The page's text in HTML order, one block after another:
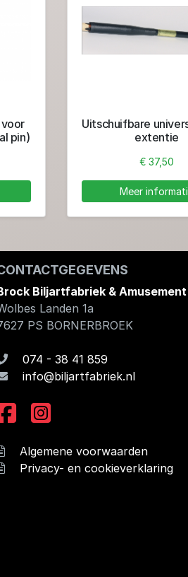
pin)
Uitschuifbare
extentie
€ 37,50
Meer
Biljartfabriek & Amusement
Landen 1a
PS BORNERBROEK
074 - 38 41 859
info@biljartfabriek.nl
Algemene voorwaarden
Privacy- en cookieverklaring